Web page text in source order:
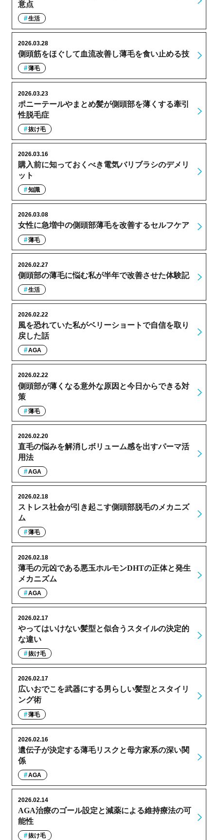
意点
生活
側頭筋をほぐして血流改善し薄毛を食い止める技
2026.03.28
薄毛
ポニーテールやまとめ髪が側頭部を薄くする牽引
性脱毛症
2026.03.23
抜け毛
購入前に知っておくべき電気バリブラシのデメリ
ット
2026.03.16
知識
女性に急増中の側頭部薄毛を改善するセルフケア
2026.03.08
薄毛
側頭部の薄毛に悩む私が半年で改善させた体験記
2026.02.27
生活
風を恐れていた私がベリーショートで自信を取り
戻した話
2026.02.22
AGA
側頭部が薄くなる意外な原因と今日からできる対
策
2026.02.22
薄毛
直毛の悩みを解消しボリューム感を出すパーマ活
用法
2026.02.20
AGA
ストレス社会が引き起こす側頭部脱毛のメカニズ
ム
2026.02.18
薄毛
薄毛の元凶である悪玉ホルモンDHTの正体と発生
メカニズム
2026.02.18
AGA
やってはいけない髪型と似合うスタイルの決定的
な違い
2026.02.17
抜け毛
広いおでこを武器にする男らしい髪型とスタイリ
ング術
2026.02.17
薄毛
遺伝子が決定する薄毛リスクと母方家系の深い関
係
2026.02.16
AGA
AGA治療のゴール設定と減薬による維持療法の可
能性
2026.02.14
抜け毛